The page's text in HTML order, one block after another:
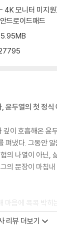
4K 모니터 미지
드로이드패드
윤두열의 첫 정식
이 호흡해온 윤
펴냈다. 그동안
의 나열이 아닌,
의 문장이 마침
마음에 콕콕 박히
은 쪽으로 걷자》
리뷰 더보기